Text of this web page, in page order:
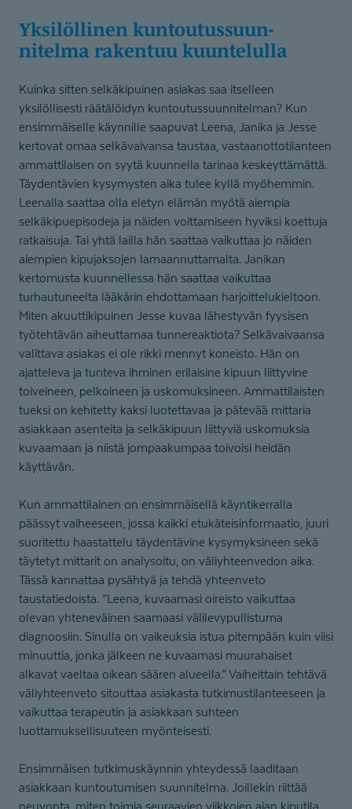
Yksilöllinen kuntoutus­suun­
nitelma rakentuu kuuntelulla
Kuinka sitten selkäkipuinen asiakas saa itselleen
yksilöllisesti räätälöidyn kuntoutussuunnitelman? Kun
ensimmäiselle käynnille saapuvat Leena, Janika ja Jesse
kertovat omaa selkävaivansa taustaa, vastaanottotilanteen
ammattilaisen on syytä kuunnella tarinaa keskeyttämättä.
Täydentävien kysymysten aika tulee kyllä myöhemmin.
Leenalla saattaa olla eletyn elämän myötä aiempia
selkäkipuepisodeja ja näiden voittamiseen hyviksi koettuja
ratkaisuja. Tai yhtä lailla hän saattaa vaikuttaa jo näiden
aiempien kipujaksojen lamaannuttamalta. Janikan
kertomusta kuunnellessa hän saattaa vaikuttaa
turhautuneelta lääkärin ehdottamaan harjoittelukieltoon.
Miten akuuttikipuinen Jesse kuvaa lähestyvän fyysisen
työtehtävän aiheuttamaa tunnereaktiota? Selkävaivaansa
valittava asiakas ei ole rikki mennyt koneisto. Hän on
ajatteleva ja tunteva ihminen erilaisine kipuun liittyvine
toiveineen, pelkoineen ja uskomuksineen. Ammattilaisten
tueksi on kehitetty kaksi luotettavaa ja pätevää mittaria
asiakkaan asenteita ja selkäkipuun liittyviä uskomuksia
kuvaamaan ja niistä jompaakumpaa toivoisi heidän
käyttävän.
Kun ammattilainen on ensimmäisellä käyntikerralla
päässyt vaiheeseen, jossa kaikki etukäteisinformaatio, juuri
suoritettu haastattelu täydentävine kysymyksineen sekä
täytetyt mittarit on analysoitu, on väliyhteenvedon aika.
Tässä kannattaa pysähtyä ja tehdä yhteenveto
taustatiedoista. ”Leena, kuvaamasi oireisto vaikuttaa
olevan yhteneväinen saamaasi välilevypullistuma
diagnoosiin. Sinulla on vaikeuksia istua pitempään kuin viisi
minuuttia, jonka jälkeen ne kuvaamasi muurahaiset
alkavat vaeltaa oikean säären alueella.” Vaiheittain tehtävä
väliyhteenveto sitouttaa asiakasta tutkimustilanteeseen ja
vaikuttaa terapeutin ja asiakkaan suhteen
luottamuksellisuuteen myönteisesti.
Ensimmäisen tutkimuskäynnin yhteydessä laaditaan
asiakkaan kuntoutumisen suunnitelma. Joillekin riittää